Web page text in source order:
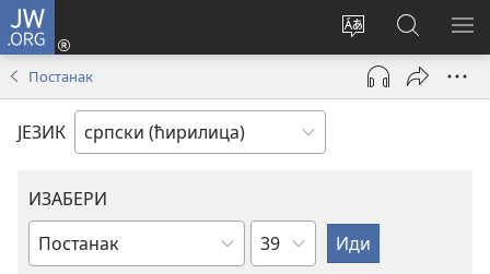
JW.ORG
Промени
језик
сајта
Пријава
(отвара
прозор)
Претрага
сајта
JW.ORG
Постанак
ЈЕЗИК
ИЗАБЕРИ
Библијска
Поглавље